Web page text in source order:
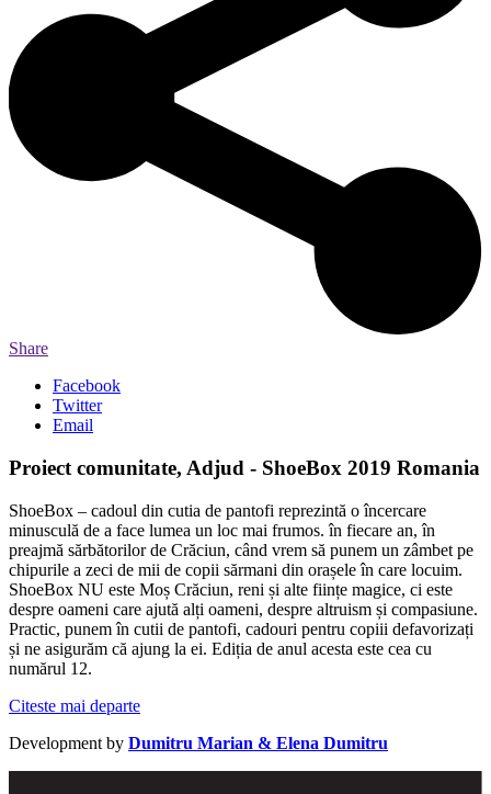
Share
Facebook
Twitter
Email
Proiect comunitate, Adjud - ShoeBox 2019 Romania
ShoeBox – cadoul din cutia de pantofi reprezintă o încercare
minusculă de a face lumea un loc mai frumos. în fiecare an, în
preajmă sărbătorilor de Crăciun, când vrem să punem un zâmbet pe
chipurile a zeci de mii de copii sărmani din orașele în care locuim.
ShoeBox NU este Moș Crăciun, reni și alte ființe magice, ci este
despre oameni care ajută alți oameni, despre altruism și compasiune.
Practic, punem în cutii de pantofi, cadouri pentru copiii defavorizați
și ne asigurăm că ajung la ei. Ediția de anul acesta este cea cu
numărul 12.
Citeste mai departe
Development by Dumitru Marian & Elena Dumitru